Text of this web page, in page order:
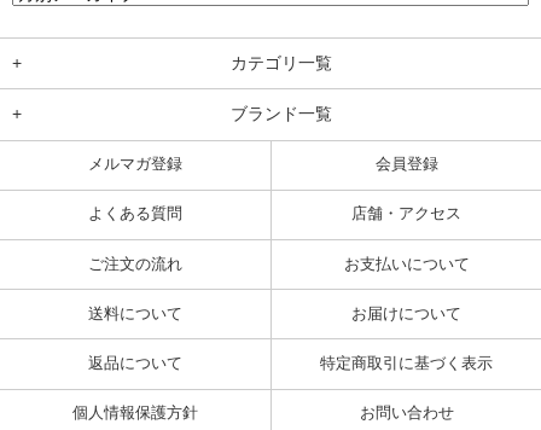
+ カテゴリ一覧
+ ブランド一覧
メルマガ登録 会員登録
よくある質問 店舗・アクセス
ご注文の流れ お支払いについて
送料について お届けについて
返品について 特定商取引に基づく表示
個人情報保護方針 お問い合わせ